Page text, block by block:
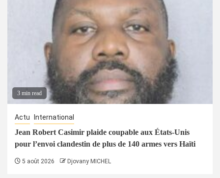
3 min read
Actu International
Jean Robert Casimir plaide coupable aux États-Unis
pour l’envoi clandestin de plus de 140 armes vers Haïti
5 août 2026 Djovany MICHEL